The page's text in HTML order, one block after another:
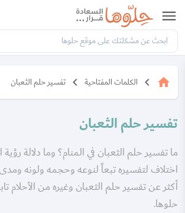
menu
home
keyboard_arrow_left الكلمات المفتاحية keyboard_arrow_left تفسير حلم الثعبان
تفسير حلم الثعبان
ما تفسير حلم الثعبان في المنام؟ وما دلالة
اختلاف لتفسيره تبعاً لنوعه وحجمه ولونه
أكثر عن تفسير حلم الثعبان وغيره من الأحلام
حلوها.